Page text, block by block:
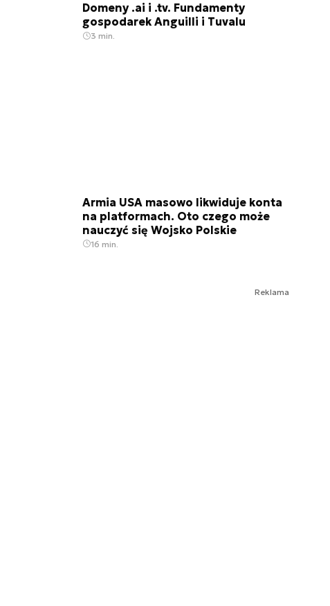
Domeny .ai i .tv. Fundamenty
gospodarek Anguilli i Tuvalu
3 min.
Armia USA masowo likwiduje konta
na platformach. Oto czego może
nauczyć się Wojsko Polskie
16 min.
Reklama